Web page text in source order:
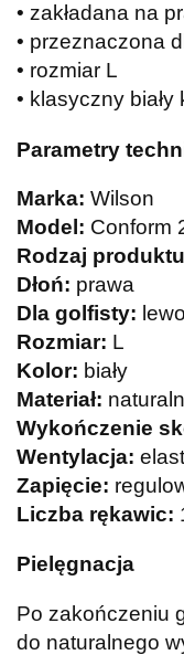
• zakładana na
• przeznaczona
• rozmiar L
• klasyczny biały
Parametry
Marka: Wilson
Model: Conform
Rodzaj
Dłoń: prawa
Dla golfisty:
Rozmiar: L
Kolor: biały
Materiał:
Wykończenie
Wentylacja:
Zapięcie:
Liczba rękawic:
Pielęgnacja
Po zakończeniu
do naturalnego